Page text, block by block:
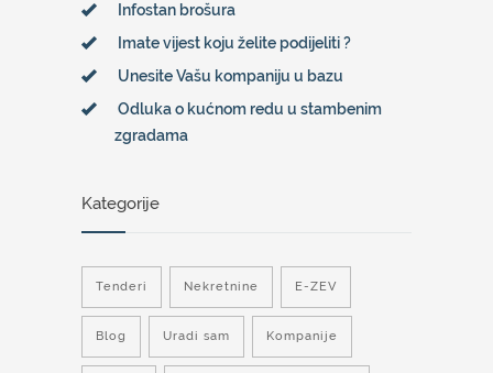
Infostan brošura
Imate vijest koju želite podijeliti ?
Unesite Vašu kompaniju u bazu
Odluka o kućnom redu u stambenim
zgradama
Kategorije
Tenderi Nekretnine E-ZEV
Blog Uradi sam Kompanije